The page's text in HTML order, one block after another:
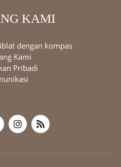
KAMI
dengan kompas
Kami
Pribadi